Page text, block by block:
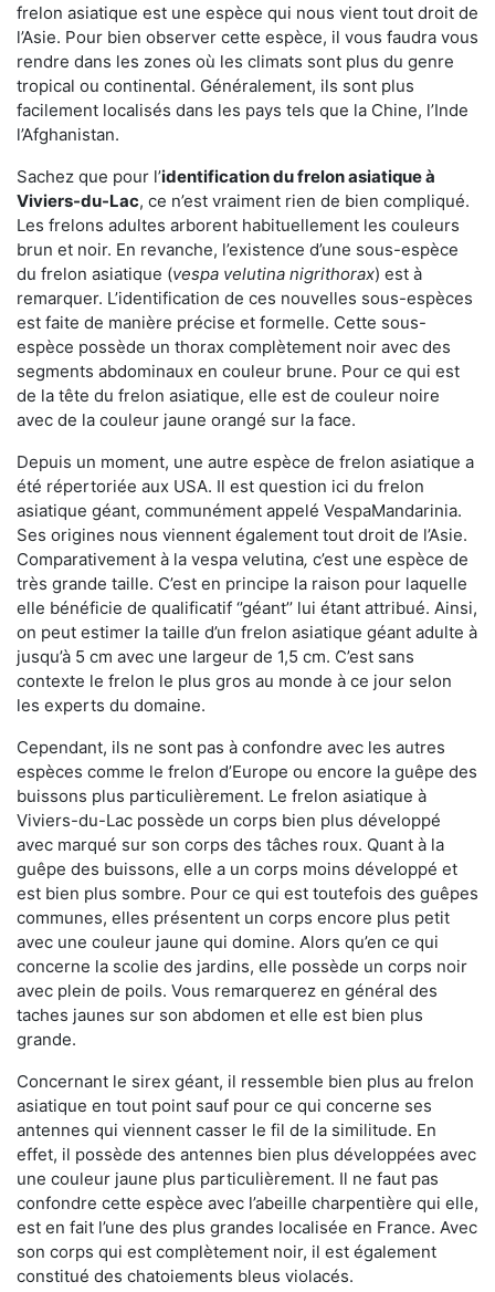
frelon asiatique est une espèce qui nous vient tout droit de
l’Asie. Pour bien observer cette espèce, il vous faudra vous
rendre dans les zones où les climats sont plus du genre
tropical ou continental. Généralement, ils sont plus
facilement localisés dans les pays tels que la Chine, l’Inde
l’Afghanistan.
Sachez que pour l’identification du frelon asiatiqueà
Viviers-du-Lac, ce n’est vraiment rien de bien compliqué.
Les frelons adultes arborent habituellement les couleurs
brun et noir. En revanche, l’existence d’une sous-espèce
du frelon asiatique (vespa velutina nigrithorax) est à
remarquer. L’identification de ces nouvelles sous-espèces
est faite de manière précise et formelle. Cette sous-
espèce possède un thorax complètement noir avec des
segments abdominaux en couleur brune. Pour ce qui est
de la tête du frelon asiatique, elle est de couleur noire
avec de la couleur jaune orangé sur la face.
Depuis un moment, une autre espèce de frelon asiatique a
été répertoriée aux USA. Il est question ici du frelon
asiatique géant, communément appelé VespaMandarinia.
Ses origines nous viennent également tout droit de l’Asie.
Comparativement à la vespa velutina, c’est une espèce de
très grande taille. C’est en principe la raison pour laquelle
elle bénéficie de qualificatif ‘’géant’’ lui étant attribué. Ainsi,
on peut estimer la taille d’un frelon asiatique géant adulte à
jusqu’à 5 cm avec une largeur de 1,5 cm. C’est sans
contexte le frelon le plus gros au monde à ce jour selon
les experts du domaine.
Cependant, ils ne sont pas à confondre avec les autres
espèces comme le frelon d’Europe ou encore la guêpe des
buissons plus particulièrement. Le frelon asiatique à
Viviers-du-Lac possède un corps bien plus développé
avec marqué sur son corps des tâches roux. Quant à la
guêpe des buissons, elle a un corps moins développé et
est bien plus sombre. Pour ce qui est toutefois des guêpes
communes, elles présentent un corps encore plus petit
avec une couleur jaune qui domine. Alors qu’en ce qui
concerne la scolie des jardins, elle possède un corps noir
avec plein de poils. Vous remarquerez en général des
taches jaunes sur son abdomen et elle est bien plus
grande.
Concernant le sirex géant, il ressemble bien plus au frelon
asiatique en tout point sauf pour ce qui concerne ses
antennes qui viennent casser le fil de la similitude. En
effet, il possède des antennes bien plus développées avec
une couleur jaune plus particulièrement. Il ne faut pas
confondre cette espèce avec l’abeille charpentière qui elle,
est en fait l’une des plus grandes localisée en France. Avec
son corps qui est complètement noir, il est également
constitué des chatoiements bleus violacés.